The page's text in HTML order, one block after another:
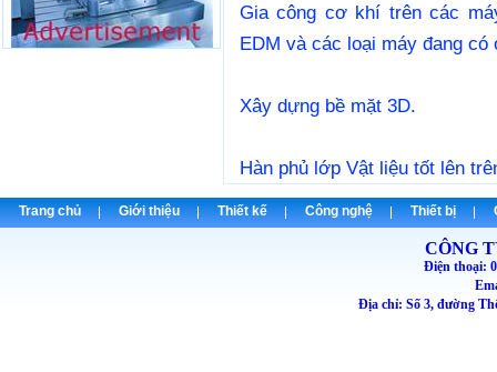
Gia công cơ khí trên các
EDM và các loại máy đang có
Xây dựng bề mặt 3D.
Hàn phủ lớp Vật liệu tốt lên
Trang chủ Giới thiệu Thiết kế Công nghệ Thiết bị
CÔNG
Điện thoại:
Địa chỉ: Số 3, đường